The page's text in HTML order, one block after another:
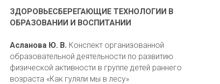
ЗДОРОВЬЕСБЕРЕГАЮЩИЕ ТЕХНОЛОГИИ В
ОБРАЗОВАНИИ И ВОСПИТАНИИ
Асланова Ю. В. Конспект организованной
образовательной деятельности по развитию
физической активности в группе детей раннего
возраста «Как гуляли мы в лесу»